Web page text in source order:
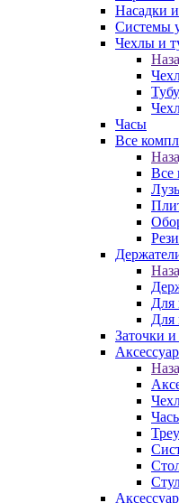
Насадки
Системы
Чехлы и
Часы
Все
Все
Для
Для
Заточки